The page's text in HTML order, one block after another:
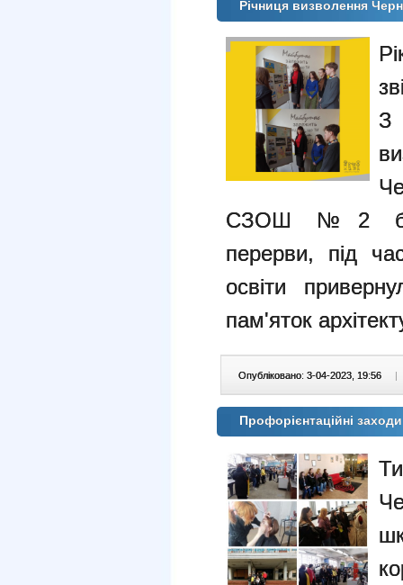
Річниця визволення
З
СЗОШ №2 були
перерви, під
освіти
пам'яток
Опубліковано: 3-04-2023, 19:56 |
Профорієнтаційні